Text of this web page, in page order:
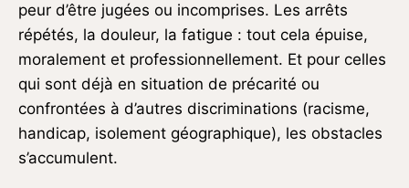
peur d’être jugées ou incomprises. Les arrêts
répétés, la douleur, la fatigue : tout cela épuise,
moralement et professionnellement. Et pour celles
qui sont déjà en situation de précarité ou
confrontées à d’autres discriminations (racisme,
handicap, isolement géographique), les obstacles
s’accumulent.